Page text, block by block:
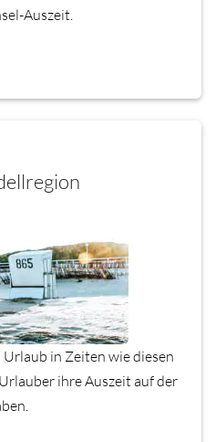
Auszeit.
Urlaub in Zeiten wie diesen
ihre Auszeit auf der